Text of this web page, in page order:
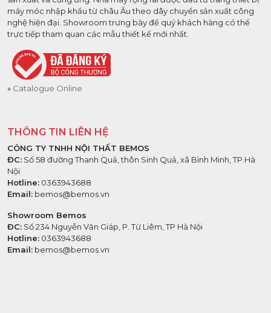
máy móc nhập khẩu từ châu Âu theo dây chuyền sản xuất công
nghệ hiện đại. Showroom trưng bày để quý khách hàng có thể
trực tiếp tham quan các mẫu thiết kế mới nhất.
Catalogue Online
THÔNG TIN LIÊN HỆ
CÔNG TY TNHH NỘI THẤT BEMOS
ĐC: Số 58 đường Thanh Quả, thôn Sinh Quả, xã Bình Minh, TP.Hà
Nội
Hotline: 0363943688
Email: bemos@bemos.vn
Showroom Bemos
ĐC: Số 234 Nguyễn Văn Giáp, P. Từ Liêm, TP Hà Nội
Hotline: 0363943688
Email: bemos@bemos.vn